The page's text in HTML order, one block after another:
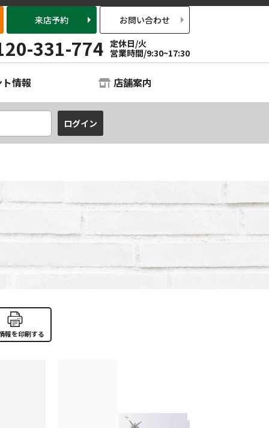
来店予約 お問い合わせ
331-774 定休日/火
営業時間/9:30~17:30
情報 店舗案内
報を印刷する